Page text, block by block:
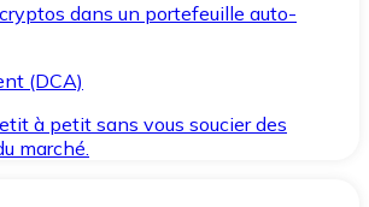
dans un portefeuille auto-
(DCA)
à petit sans vous soucier des
marché.